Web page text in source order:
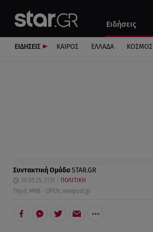
Ειδήσεις
Αυτοκίνητο
ΕΙΔΗΣΕΙΣ ΚΑΙΡΟΣ ΕΛΛΑΔΑ ΚΟΣΜΟΣ
Συντακτική ΟμάδαSTAR.GR
30.05.25, 21:51
ΠΟΛΙΤΙΚΗ
Πηγή: MRB - OPEN, newpost.gr